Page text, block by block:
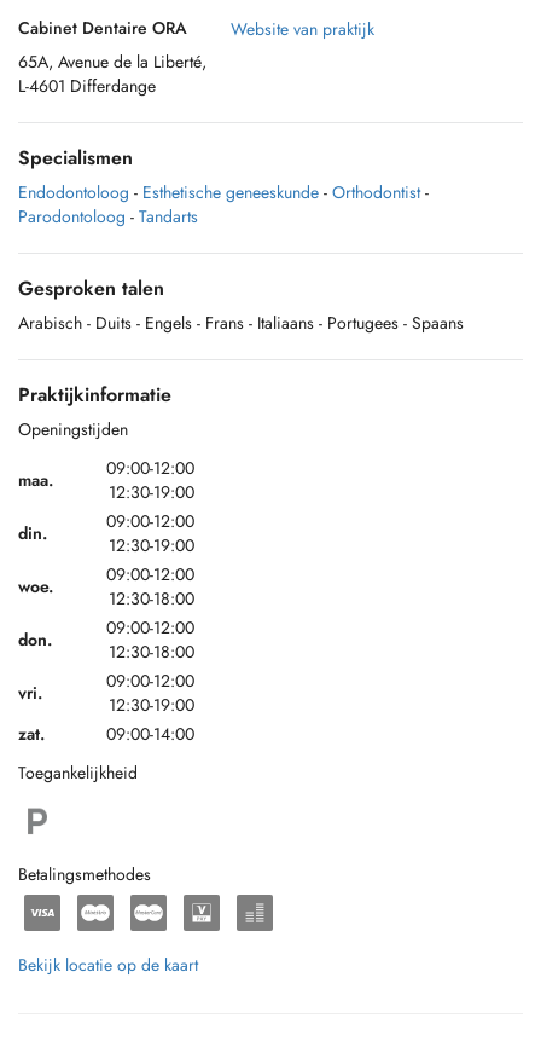
Cabinet Dentaire ORA
65A, Avenue de la Liberté,
L-4601 Differdange
Website van praktijk
Specialismen
Endodontoloog - Esthetische geneeskunde - Orthodontist -
Parodontoloog - Tandarts
Gesproken talen
Arabisch - Duits - Engels - Frans - Italiaans - Portugees - Spaans
Praktijkinformatie
Openingstijden
maa.
09:00-12:00
12:30-19:00
din.
09:00-12:00
12:30-19:00
woe.
09:00-12:00
12:30-18:00
don.
09:00-12:00
12:30-18:00
vri.
09:00-12:00
12:30-19:00
zat.
09:00-14:00
Toegankelijkheid
Betalingsmethodes
Bekijk locatie op de kaart